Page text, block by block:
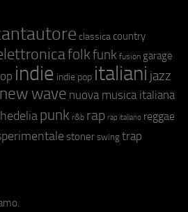
classica country
folkfunk fusion garage
indie indie pop italiani jazz
new wave nuova musica italiana
punk r&b rap rap italiano reggae
stoner swing trap